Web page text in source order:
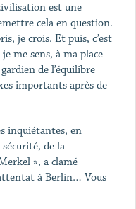
est une
cela en question.
je crois. Et puis, c’est
me sens, à ma place
de l’équilibre
importants après de
inquiétantes, en
de la
», a clamé
à Berlin… Vous